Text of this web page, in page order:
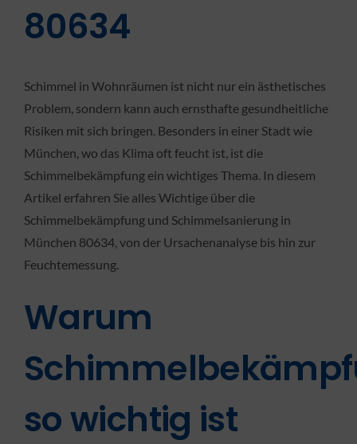
80634
Schimmel in Wohnräumen ist nicht nur ein ästhetisches
Problem, sondern kann auch ernsthafte gesundheitliche
Risiken mit sich bringen. Besonders in einer Stadt wie
München, wo das Klima oft feucht ist, ist die
Schimmelbekämpfung ein wichtiges Thema. In diesem
Artikel erfahren Sie alles Wichtige über die
Schimmelbekämpfung und Schimmelsanierung in
München 80634, von der Ursachenanalyse bis hin zur
Feuchtemessung.
Warum
so wichtig ist